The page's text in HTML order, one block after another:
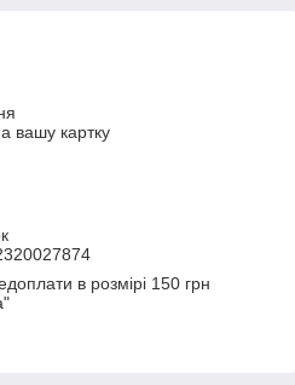
вашу картку
в розмірі 150 грн